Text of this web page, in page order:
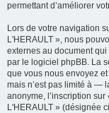
permettant d’améliorer
Lors de votre navigation
L'HERAULT », nous
externes au document
par le logiciel phpBB. La
que vous nous envoyez
mais n’est pas limité à —
anonyme, l’inscription sur
L'HERAULT » (désignée